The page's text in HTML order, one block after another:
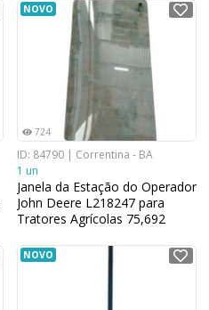
NOVO
724
ID: 84790 | Correntina - BA
1 un
Janela da Estação do Operador
John Deere L218247 para
Tratores Agrícolas 75,692
NOVO